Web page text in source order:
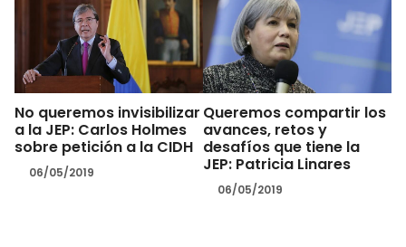
No queremos invisibilizar
a la JEP: Carlos Holmes
sobre petición a la CIDH
06/05/2019
Queremos compartir los
avances, retos y
desafíos que tiene la
JEP: Patricia Linares
06/05/2019